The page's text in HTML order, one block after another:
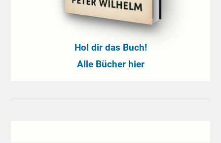
Hol dir das Buch!
Alle Bücher hier